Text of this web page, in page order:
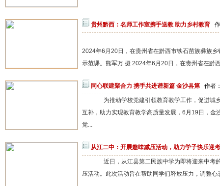
贵州黔西：名师工作室携手送教 助力乡村教育
2024年6月20日，在贵州省在黔西市铁石苗族彝族
示范课。熊军万 摄 2024年6月20日，在贵州省在黔
同心联建聚合力 携手共进谱新篇 金沙县第 作者
为推动学校党建引领教育教学工作，促进城
互补，助力实现教育教学高质量发展，6月19日，金
党...
从江二中：开展趣味减压活动，助力学子快乐迎考
近日，从江县第二民族中学为即将迎来中考
压活动。此次活动旨在帮助同学们释放压力，调整